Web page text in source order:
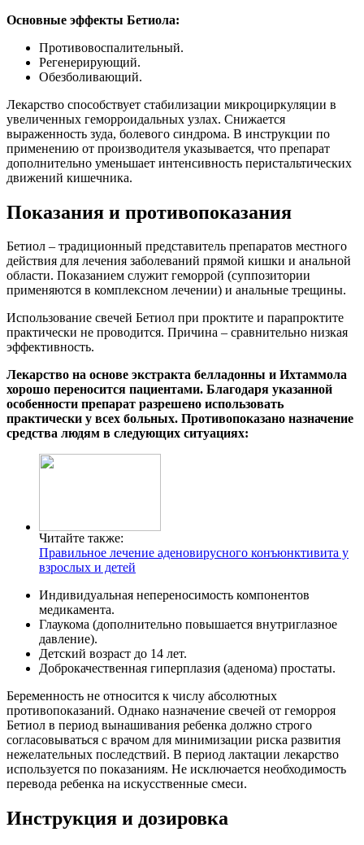
Основные эффекты Бетиола:
Противовоспалительный.
Регенерирующий.
Обезболивающий.
Лекарство способствует стабилизации микроциркуляции в
увеличенных геморроидальных узлах. Снижается
выраженность зуда, болевого синдрома. В инструкции по
применению от производителя указывается, что препарат
дополнительно уменьшает интенсивность перистальтических
движений кишечника.
Показания и противопоказания
Бетиол – традиционный представитель препаратов местного
действия для лечения заболеваний прямой кишки и анальной
области. Показанием служит геморрой (суппозитории
применяются в комплексном лечении) и анальные трещины.
Использование свечей Бетиол при проктите и парапроктите
практически не проводится. Причина – сравнительно низкая
эффективность.
Лекарство на основе экстракта белладонны и Ихтаммола
хорошо переносится пациентами. Благодаря указанной
особенности препарат разрешено использовать
практически у всех больных. Противопоказано назначение
средства людям в следующих ситуациях:
Читайте также:
Правильное лечение аденовирусного конъюнктивита у
взрослых и детей
Индивидуальная непереносимость компонентов
медикамента.
Глаукома (дополнительно повышается внутриглазное
давление).
Детский возраст до 14 лет.
Доброкачественная гиперплазия (аденома) простаты.
Беременность не относится к числу абсолютных
противопоказаний. Однако назначение свечей от геморроя
Бетиол в период вынашивания ребенка должно строго
согласовываться с врачом для минимизации риска развития
нежелательных последствий. В период лактации лекарство
используется по показаниям. Не исключается необходимость
перевода ребенка на искусственные смеси.
Инструкция и дозировка